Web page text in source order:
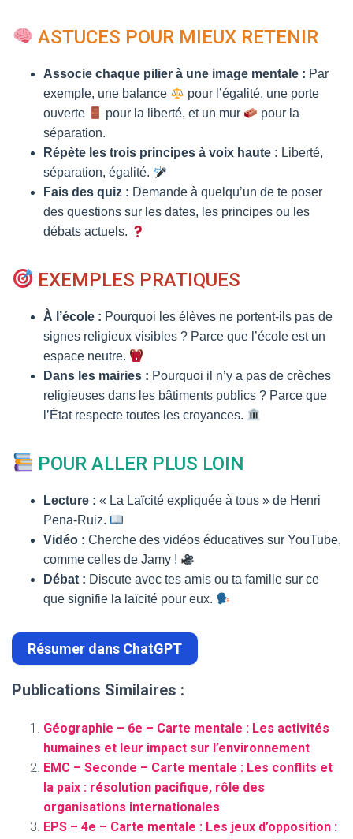
ASTUCES POUR MIEUX RETENIR
Associe chaque pilier à une image mentale : Par
exemple, une balance
pour l’égalité, une porte
ouverte
pour la liberté, et un mur
pour la
séparation.
Répète les trois principes à voix haute : Liberté,
séparation, égalité.
Fais des quiz : Demande à quelqu’un de te poser
des questions sur les dates, les principes ou les
débats actuels.
EXEMPLES PRATIQUES
À l’école : Pourquoi les élèves ne portent-ils pas de
signes religieux visibles ? Parce que l’école est un
espace neutre.
Dans les mairies : Pourquoi il n’y a pas de crèches
religieuses dans les bâtiments publics ? Parce que
l’État respecte toutes les croyances.
POUR ALLER PLUS LOIN
Lecture : « La Laïcité expliquée à tous » de Henri
Pena-Ruiz.
Vidéo : Cherche des vidéos éducatives sur YouTube,
comme celles de Jamy !
Débat : Discute avec tes amis ou ta famille sur ce
que signifie la laïcité pour eux.
Résumer dans ChatGPT
Publications Similaires :
Géographie – 6e – Carte mentale : Les activités
humaines et leur impact sur l’environnement
EMC – Seconde – Carte mentale : Les conflits et
la paix : résolution pacifique, rôle des
organisations internationales
EPS – 4e – Carte mentale : Les jeux d’opposition :